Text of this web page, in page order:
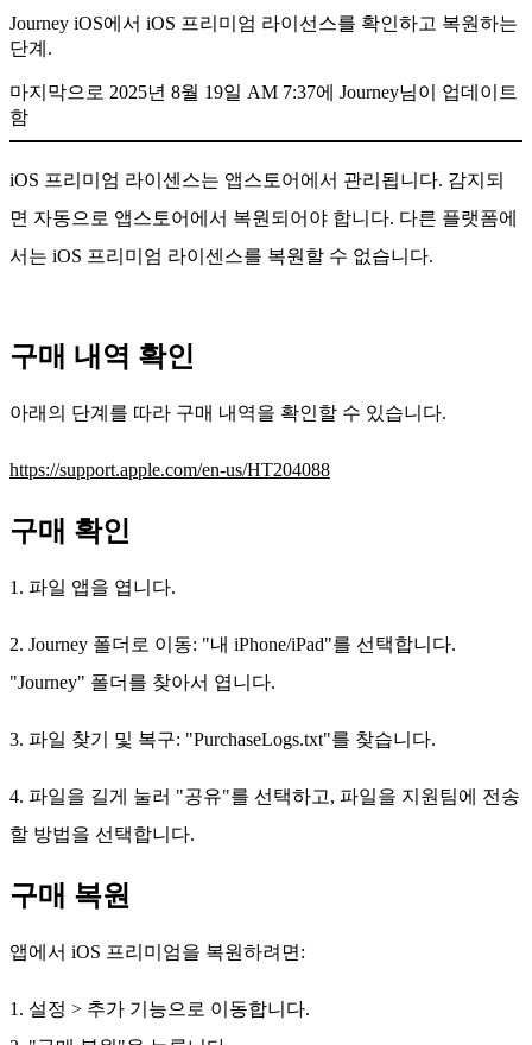
Journey iOS에서 iOS 프리미엄 라이선스를 확인하고 복원하는
단계.
마지막으로 2025년 8월 19일 AM 7:37에 Journey님이 업데이트
함
iOS 프리미엄 라이센스는 앱스토어에서 관리됩니다. 감지되
면 자동으로 앱스토어에서 복원되어야 합니다. 다른 플랫폼에
서는 iOS 프리미엄 라이센스를 복원할 수 없습니다.
구매 내역 확인
아래의 단계를 따라 구매 내역을 확인할 수 있습니다.
https://support.apple.com/en-us/HT204088
구매 확인
1. 파일 앱을 엽니다.
2. Journey 폴더로 이동: "내 iPhone/iPad"를 선택합니다.
"Journey" 폴더를 찾아서 엽니다.
3. 파일 찾기 및 복구: "PurchaseLogs.txt"를 찾습니다.
4. 파일을 길게 눌러 "공유"를 선택하고, 파일을 지원팀에 전송
할 방법을 선택합니다.
구매 복원
앱에서 iOS 프리미엄을 복원하려면:
설정 > 추가 기능으로 이동합니다.